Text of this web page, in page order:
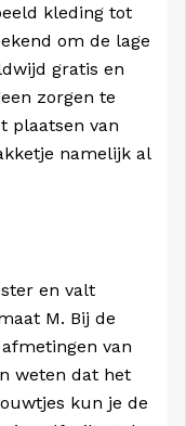
kleding tot
om de lage
gratis en
zorgen te
plaatsen van
namelijk al
en valt
M. Bij de
van
weten dat het
kun je de